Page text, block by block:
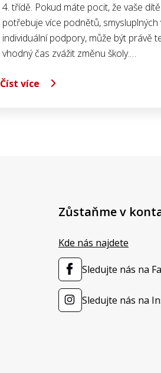
4. třídě. Pokud máte pocit, že vaše dítě
potřebuje více podnětů, smysluplných
individuální podpory, může být právě
vhodný čas zvážit změnu školy.…
Číst více
Zůstaňme v
Kde nás najdete
Sledujte nás na
Sledujte nás na